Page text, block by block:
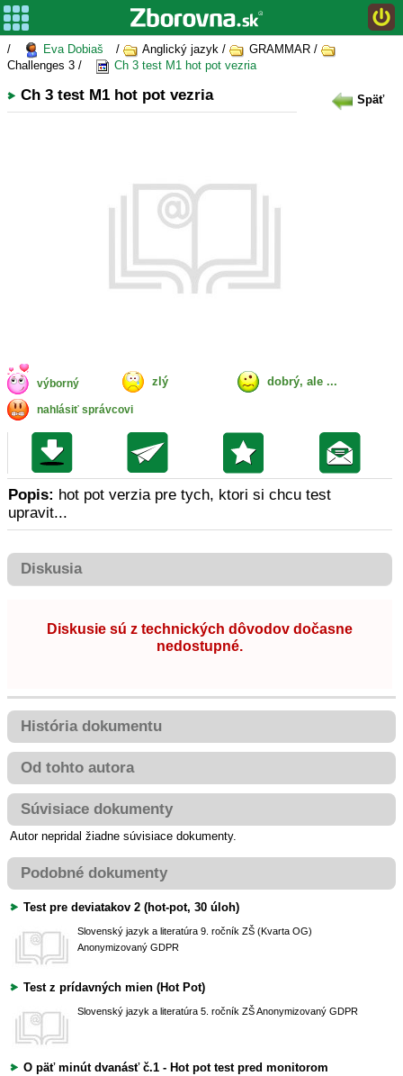
/ Eva Dobiaš / Anglický jazyk /
GRAMMAR /
Challenges 3 /
Ch 3 test M1 hot pot vezria
Ch 3 test M1 hot pot vezria Späť
výborný zlý dobrý, ale ...
nahlásiť správcovi
Popis: hot pot verzia pre tych, ktori si chcu test
upravit...
Diskusia
Diskusie sú z technických dôvodov dočasne
nedostupné.
História dokumentu
Od tohto autora
Súvisiace dokumenty
Autor nepridal žiadne súvisiace dokumenty.
Podobné dokumenty
Test pre deviatakov 2 (hot-pot, 30 úloh)
Slovenský jazyk a literatúra 9. ročník ZŠ (Kvarta OG)
Anonymizovaný GDPR
Test z prídavných mien (Hot Pot)
Slovenský jazyk a literatúra 5. ročník ZŠAnonymizovaný GDPR
O päť minút dvanásť č.1 - Hot pot test pred monitorom